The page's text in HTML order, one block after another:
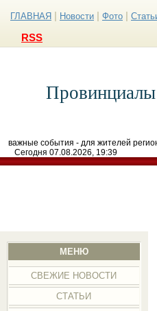
ГЛАВНАЯ Новости Фото
RSS
Провинциалы
важные события - для жителей
Сегодня 07.08.2026, 19:39
МЕНЮ
СВЕЖИЕ НОВОСТИ
СТАТЬИ